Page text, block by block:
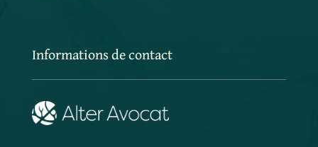
Informations de contact